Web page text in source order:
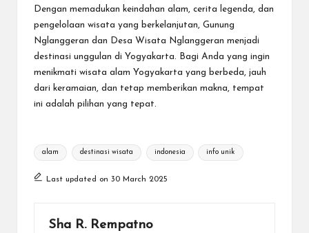
Dengan memadukan keindahan alam, cerita legenda, dan
pengelolaan wisata yang berkelanjutan, Gunung
Nglanggeran dan Desa Wisata Nglanggeran menjadi
destinasi unggulan di Yogyakarta. Bagi Anda yang ingin
menikmati wisata alam Yogyakarta yang berbeda, jauh
dari keramaian, dan tetap memberikan makna, tempat
ini adalah pilihan yang tepat.
Tags:
alam destinasi wisata indonesia info unik
Last updated on 30 March 2025
Sha R. Rempatno